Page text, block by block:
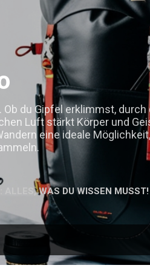
du Gipfel erklimmst,
Luft stärkt Körper und
eine ideale
ALLES, WAS DU WISSEN MUSST!